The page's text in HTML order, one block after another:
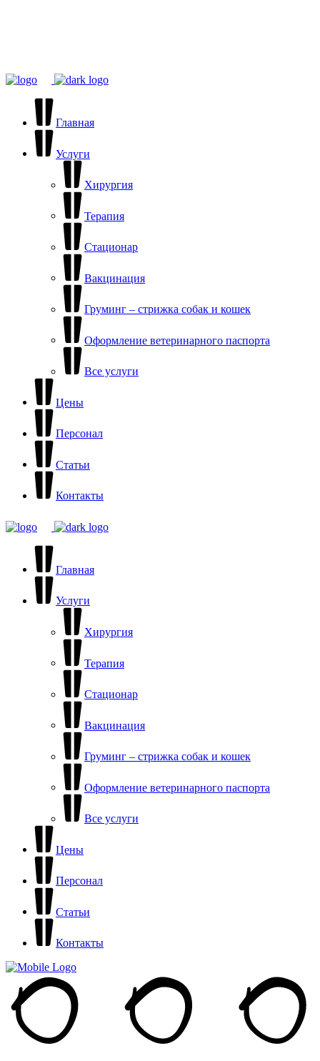
Главная
Услуги
Хирургия
Терапия
Стационар
Вакцинация
Груминг – стрижка собак и кошек
Оформление ветеринарного паспорта
Все услуги
Цены
Персонал
Статьи
Контакты
Главная
Услуги
Хирургия
Терапия
Стационар
Вакцинация
Груминг – стрижка собак и кошек
Оформление ветеринарного паспорта
Все услуги
Цены
Персонал
Статьи
Контакты